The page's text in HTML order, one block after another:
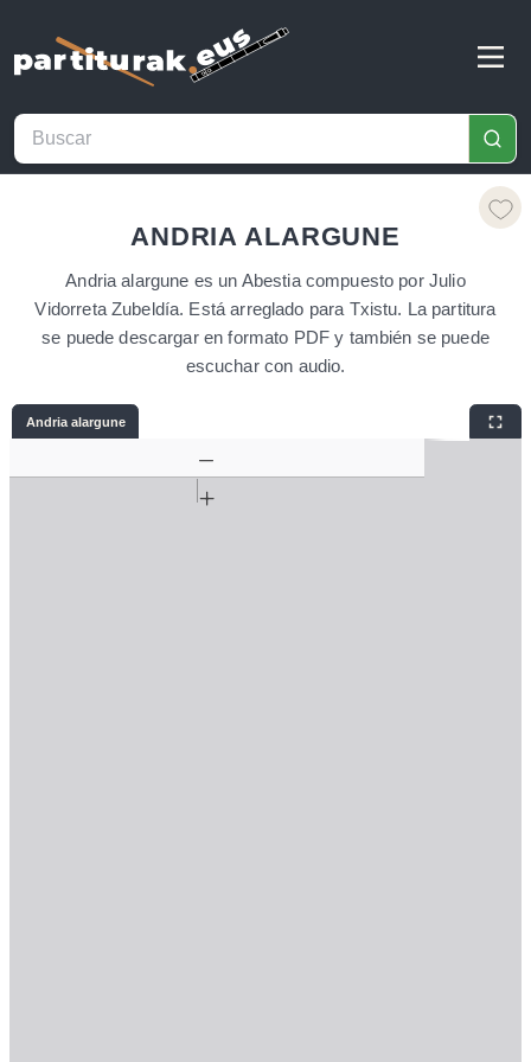
ANDRIA ALARGUNE
Andria alargune es un Abestia compuesto por Julio
Vidorreta Zubeldía. Está arreglado para Txistu. La partitura
se puede descargar en formato PDF y también se puede
escuchar con audio.
Andria alargune